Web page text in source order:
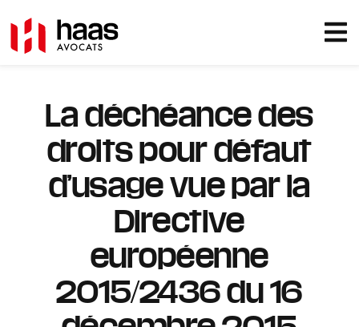
La déchéance des
droits pour défaut
d’usage vue par la
Directive
européenne
2015/2436 du 16